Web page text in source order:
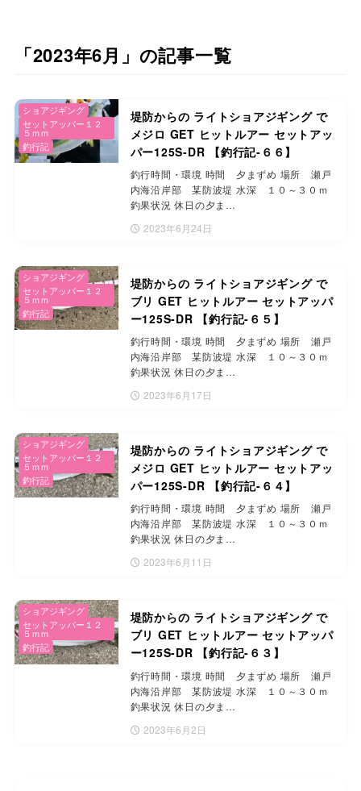
「2023年6月」の記事一覧
堤防からの ライトショアジギング で
メジロ GET ヒットルアー セットアッ
パー125S-DR 【釣行記-６６】
釣行時間・環境 時間 夕まずめ 場所 瀬戸
内海沿岸部 某防波堤 水深 １０～３０ｍ
釣果状況 休日の夕ま…
2023年6月24日
ショアジギング
セットアッパー１２
５ｍｍ
釣行記
堤防からの ライトショアジギング で
ブリ GET ヒットルアー セットアッパ
ー125S-DR 【釣行記-６５】
釣行時間・環境 時間 夕まずめ 場所 瀬戸
内海沿岸部 某防波堤 水深 １０～３０ｍ
釣果状況 休日の夕ま…
2023年6月17日
ショアジギング
セットアッパー１２
５ｍｍ
釣行記
堤防からの ライトショアジギング で
メジロ GET ヒットルアー セットアッ
パー125S-DR 【釣行記-６４】
釣行時間・環境 時間 夕まずめ 場所 瀬戸
内海沿岸部 某防波堤 水深 １０～３０ｍ
釣果状況 休日の夕ま…
2023年6月11日
ショアジギング
セットアッパー１２
５ｍｍ
釣行記
堤防からの ライトショアジギング で
ブリ GET ヒットルアー セットアッパ
ー125S-DR 【釣行記-６３】
釣行時間・環境 時間 夕まずめ 場所 瀬戸
内海沿岸部 某防波堤 水深 １０～３０ｍ
釣果状況 休日の夕ま…
2023年6月2日
ショアジギング
セットアッパー１２
５ｍｍ
釣行記